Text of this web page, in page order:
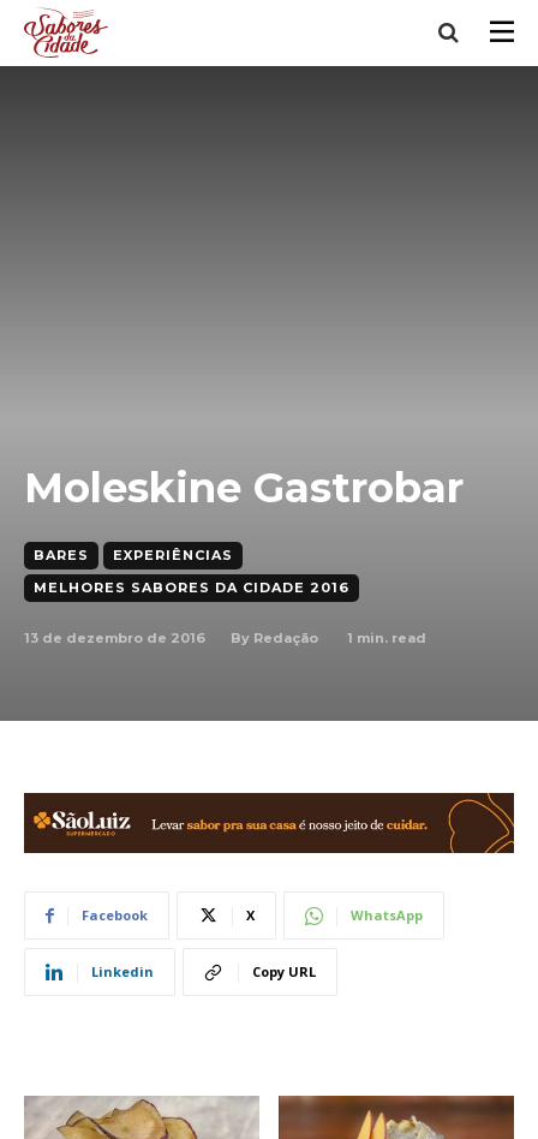
Moleskine Gastrobar
BARES
EXPERIÊNCIAS
MELHORES SABORES DA CIDADE 2016
13 de dezembro de 2016 By Redação 1 min. read
Facebook X WhatsApp
Linkedin Copy URL